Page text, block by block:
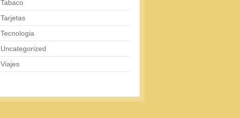
Tabaco
Tarjetas
Tecnologia
Uncategorized
Viajes